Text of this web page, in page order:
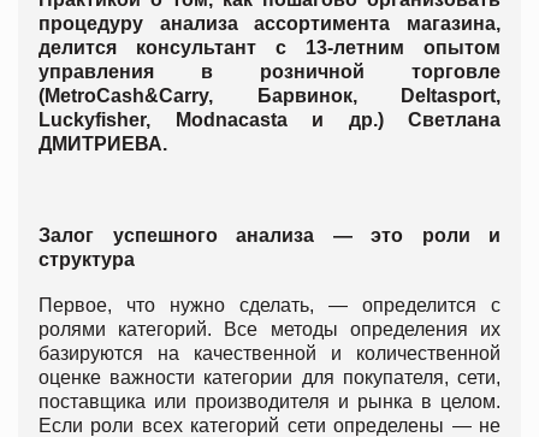
процедуру анализа ассортимента магазина,
делится консультант с 13-летним опытом
управления в розничной торговле
(MetroCash&Carry, Барвинок, Deltasport,
Luckyfisher, Modnacasta и др.) Светлана
ДМИТРИЕВА.
Залог успешного анализа — это роли и
структура
Первое, что нужно сделать, — определится с
ролями категорий. Все методы определения их
базируются на качественной и количественной
оценке важности категории для покупателя, сети,
поставщика или производителя и рынка в целом.
Если роли всех категорий сети определены — не